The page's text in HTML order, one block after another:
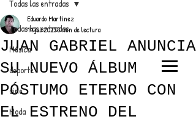
EL TRENDY TOP
CON EDDY MARTINEZ
Todas las entradas
Música
deporte
cine
Moda
Todas las entradas
JUAN GABRIEL ANUNCIA
SU NUEVO ÁLBUM
PÓSTUMO ETERNO CON
EL ESTRENO DEL
Eduardo Martínez
11 jul 20253 min de lectura